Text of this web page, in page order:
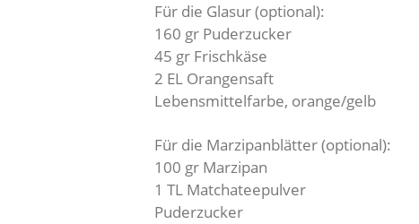
Für die Glasur (optional):
160 gr Puderzucker
45 gr Frischkäse
2 EL Orangensaft
Lebensmittelfarbe, orange/gelb
Für die Marzipanblätter (optional):
100 gr Marzipan
1 TL Matchateepulver
Puderzucker